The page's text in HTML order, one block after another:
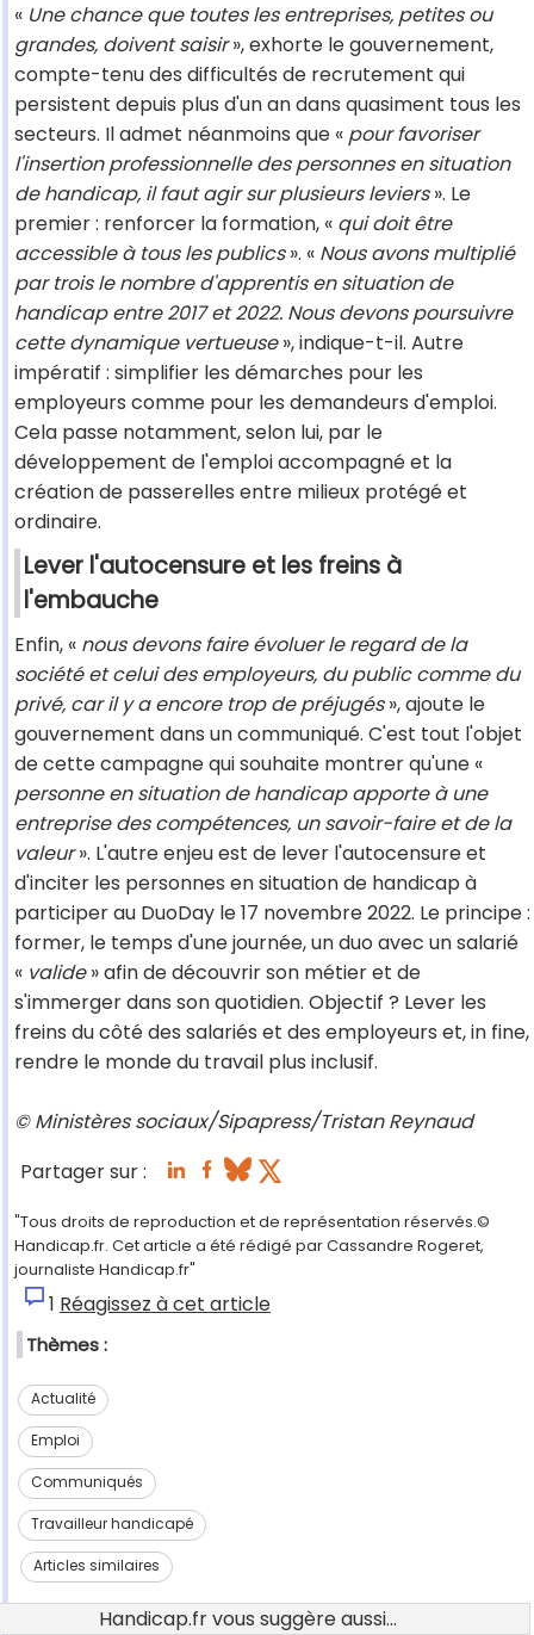
« Une chance que toutes les entreprises, petites ou
grandes, doivent saisir», exhorte le gouvernement,
compte-tenu des difficultés de recrutement qui
persistent depuis plus d'un an dans quasiment tous les
secteurs. Il admet néanmoins que « pour favoriser
l'insertion professionnelle des personnes en situation
de handicap, il faut agir sur plusieurs leviers». Le
premier : renforcer la formation, « qui doit être
accessible à tous les publics». « Nous avons multiplié
par trois le nombre d'apprentis en situation de
handicap entre 2017 et 2022. Nous devons poursuivre
cette dynamique vertueuse», indique-t-il. Autre
impératif : simplifier les démarches pour les
employeurs comme pour les demandeurs d'emploi.
Cela passe notamment, selon lui, par le
développement de l'emploi accompagné et la
création de passerelles entre milieux protégé et
ordinaire.
Lever l'autocensure et les freins à
l'embauche
Enfin, « nous devons faire évoluer le regard de la
société et celui des employeurs, du public comme du
privé, car il y a encore trop de préjugés», ajoute le
gouvernement dans un communiqué. C'est tout l'objet
de cette campagne qui souhaite montrer qu'une «
personne en situation de handicap apporte à une
entreprise des compétences, un savoir-faire et de la
valeur». L'autre enjeu est de lever l'autocensure et
d'inciter les personnes en situation de handicap à
participer au DuoDay le 17 novembre 2022. Le principe :
former, le temps d'une journée, un duo avec un salarié
« valide» afin de découvrir son métier et de
s'immerger dans son quotidien. Objectif ? Lever les
freins du côté des salariés et des employeurs et, in fine,
rendre le monde du travail plus inclusif.
© Ministères sociaux/Sipapress/Tristan Reynaud
Partager sur :
"Tous droits de reproduction et de représentation réservés.©
Handicap.fr. Cet article a été rédigé par Cassandre Rogeret,
journaliste Handicap.fr"
1 Réagissez à cet article
Thèmes :
Actualité
Emploi
Communiqués
Travailleur handicapé
Articles similaires
Handicap.fr vous suggère aussi...